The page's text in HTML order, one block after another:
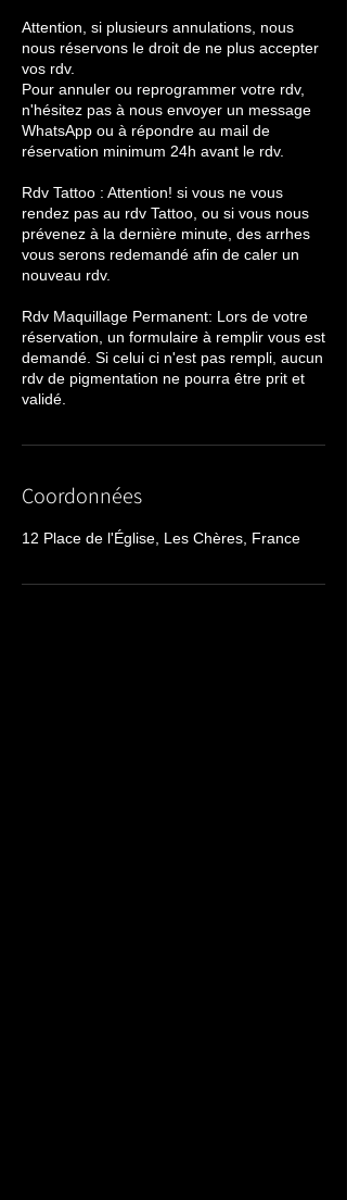
Attention, si plusieurs annulations, nous
nous réservons le droit de ne plus accepter
vos rdv.
Pour annuler ou reprogrammer votre rdv,
n'hésitez pas à nous envoyer un message
WhatsApp ou à répondre au mail de
réservation minimum 24h avant le rdv.
Rdv Tattoo : Attention! si vous ne vous
rendez pas au rdv Tattoo, ou si vous nous
prévenez à la dernière minute, des arrhes
vous serons redemandé afin de caler un
nouveau rdv.
Rdv Maquillage Permanent: Lors de votre
réservation, un formulaire à remplir vous est
demandé. Si celui ci n'est pas rempli, aucun
rdv de pigmentation ne pourra être prit et
validé.
Coordonnées
12 Place de l'Église, Les Chères, France